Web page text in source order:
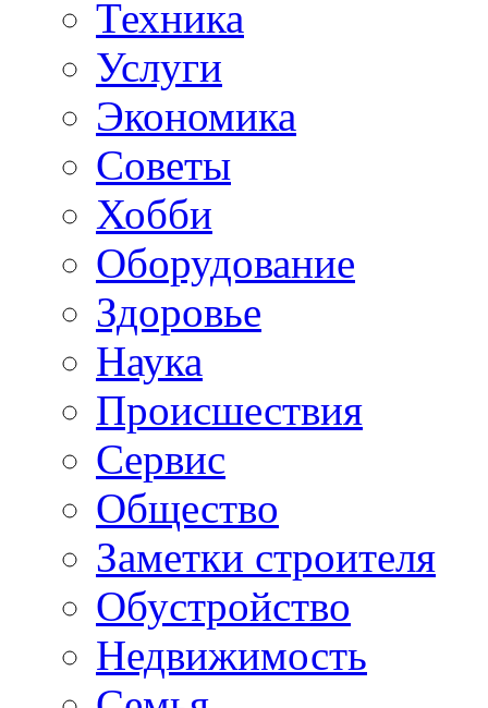
Техника
Услуги
Экономика
Советы
Хобби
Oборудование
Здоровье
Наука
Происшествия
Сервис
Общество
Заметки строителя
Обустройство
Недвижимость